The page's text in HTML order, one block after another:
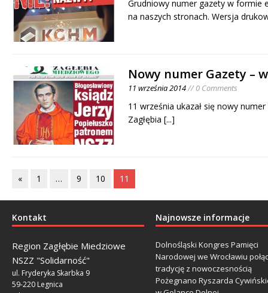
Grudniowy numer gazety w formie
na naszych stronach. Wersja
Nowy numer Gazety –
11 września 2014// 0 Comments
11 września ukazał się nowy
Zagłębia [...]
« 1 … 9 10 11
Kontakt
Region Zagłębie Miedziowe
NSZZ "Solidarność"
ul. Fryderyka Skarbka 9
59-220 Legnica
Najnowsze informacje
Dolnośląski Kongres Pamięci
Narodowej we Wrocławiu
tradycję z nowoczesnością
Pożegnano Ryszarda